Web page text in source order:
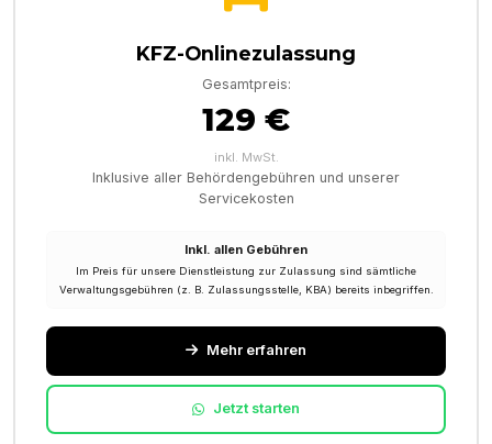
KFZ-Onlinezulassung
Gesamtpreis:
129 €
inkl. MwSt.
Inklusive aller Behördengebühren und unserer
Servicekosten
Inkl. allen Gebühren
Im Preis für unsere Dienstleistung zur Zulassung sind sämtliche
Verwaltungsgebühren (z. B. Zulassungsstelle, KBA) bereits inbegriffen.
Mehr erfahren
Jetzt starten